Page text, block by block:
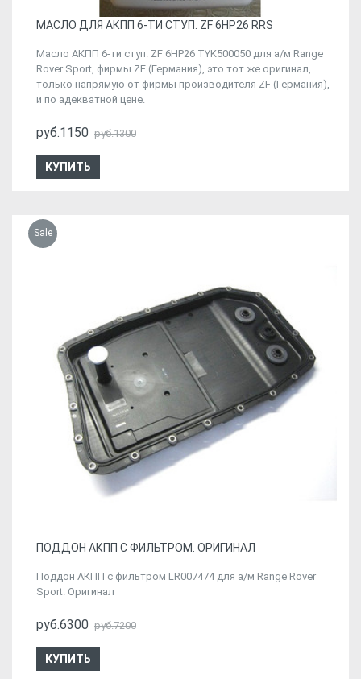
МАСЛО ДЛЯ АКПП 6-ТИ СТУП. ZF 6HP26 RRS
Масло АКПП 6-ти ступ. ZF 6HP26 TYK500050 для а/м Range
Rover Sport, фирмы ZF (Германия), это тот же оригинал,
только напрямую от фирмы производителя ZF (Германия),
и по адекватной цене.
руб.1150 руб.1300
КУПИТЬ
Sale
ПОДДОН АКПП С ФИЛЬТРОМ. ОРИГИНАЛ
Поддон АКПП с фильтром LR007474 для а/м Range Rover
Sport. Оригинал
руб.6300 руб.7200
КУПИТЬ